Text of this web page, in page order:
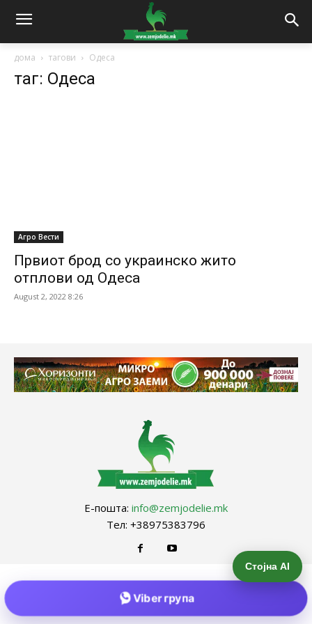
дома тагови Одеса
таг: Одеса
Агро Вести
Првиот брод со украинско жито
отплови од Одеса
August 2, 2022 8:26
Е-пошта: info@zemjodelie.mk
Тел: +38975383796
Стојна AI
Viber група